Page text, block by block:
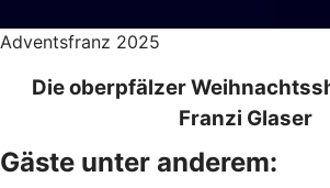
Adventsfranz 2025
Die oberpfälzer
Franzi Glaser
Gäste unter anderem: